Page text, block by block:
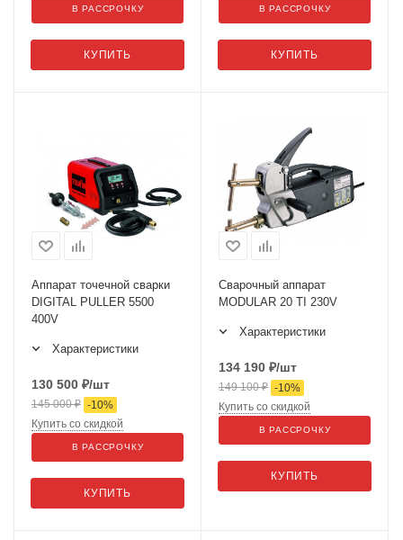
КУПИТЬ
В РАССРОЧКУ
КУПИТЬ
В РАССРОЧКУ
Аппарат точечной сварки
DIGITAL PULLER 5500
400V
Характеристики
130 500 ₽/шт
145 000₽ -10%
КУПИТЬ
Купить со скидкой
В РАССРОЧКУ
Сварочный аппарат
MODULAR 20 TI 230V
Характеристики
134 190 ₽/шт
149 100₽ -10%
КУПИТЬ
Купить со скидкой
В РАССРОЧКУ